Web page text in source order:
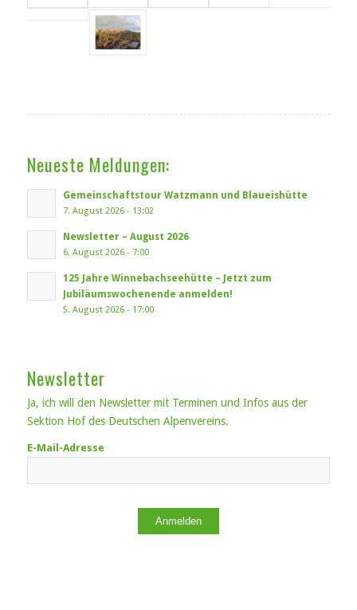
Neueste Meldungen:
Gemeinschaftstour Watzmann und Blaueishütte
7. August 2026 - 13:02
Newsletter – August 2026
6. August 2026 - 7:00
125 Jahre Winnebachseehütte – Jetzt zum
Jubiläumswochenende anmelden!
5. August 2026 - 17:00
Newsletter
Ja, ich will den Newsletter mit Terminen und Infos aus der
Sektion Hof des Deutschen Alpenvereins.
E-Mail-Adresse
Anmelden